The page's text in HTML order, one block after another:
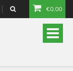
€0,00
Toggle